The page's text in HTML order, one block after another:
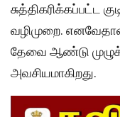
சுத்திகரிக்கப்பட்ட
வழிமுறை.
தேவை ஆண்டு
அவசியமாகிறது.